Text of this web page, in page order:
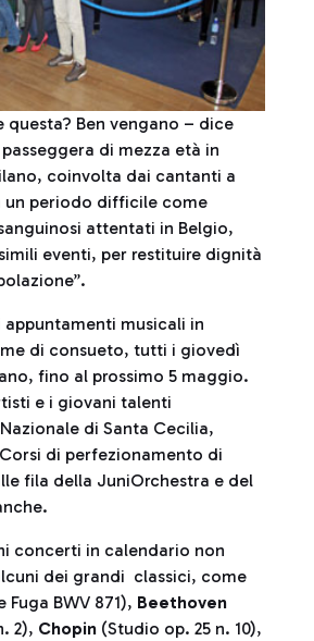
questa? Ben vengano – dice
di mezza età in
coinvolta dai cantanti a
un periodo difficile come
attentati in Belgio,
eventi, per restituire dignità
musicali in
di consueto, tutti i giovedì
fino al prossimo 5 maggio.
e i giovani talenti
di Santa Cecilia,
di perfezionamento di
fila della JuniOrchestra e del
concerti in calendario non
dei grandi classici, come
Fuga BWV 871), Beethoven
2), Chopin (Studio op. 25 n. 10),